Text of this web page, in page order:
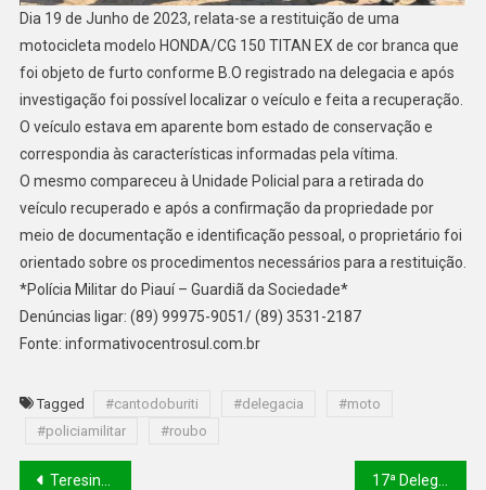
Dia 19 de Junho de 2023, relata-se a restituição de uma
motocicleta modelo HONDA/CG 150 TITAN EX de cor branca que
foi objeto de furto conforme B.O registrado na delegacia e após
investigação foi possível localizar o veículo e feita a recuperação.
O veículo estava em aparente bom estado de conservação e
correspondia às características informadas pela vítima.
O mesmo compareceu à Unidade Policial para a retirada do
veículo recuperado e após a confirmação da propriedade por
meio de documentação e identificação pessoal, o proprietário foi
orientado sobre os procedimentos necessários para a restituição.
*Polícia Militar do Piauí – Guardiã da Sociedade*
Denúncias ligar: (89) 99975-9051/ (89) 3531-2187
Fonte: informativocentrosul.com.br
Tagged #cantodoburiti #delegacia
#moto
#policiamilitar
#roubo
Teresina registra em média 22 casos de pessoas desaparecidas por mês